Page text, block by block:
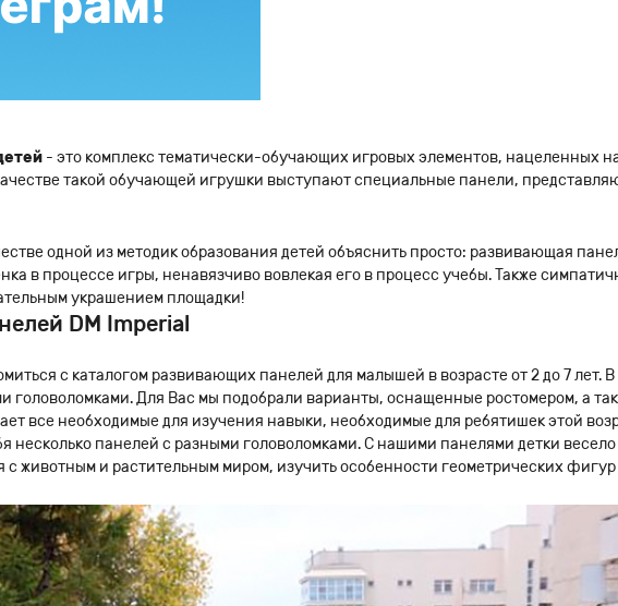
- это комплекс тематически-обучающих игровых элементов, нацеленных
такой обучающей игрушки выступают специальные панели,
одной из методик образования детей объяснить просто: развивающая
в процессе игры, ненавязчиво вовлекая его в процесс учебы. Также
украшением площадки!
DM Imperial
с каталогом развивающих панелей для малышей в возрасте от 2 до 7
Для Вас мы подобрали варианты, оснащенные ростомером, а
все необходимые для изучения навыки, необходимые для ребятишек этой
панелей с разными головоломками. С нашими панелями детки
животным и растительным миром, изучить особенности геометрических фигур